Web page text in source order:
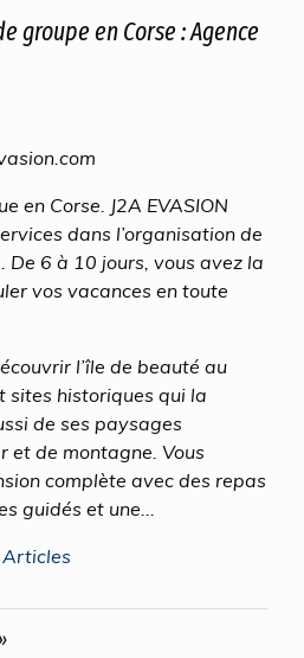
groupe en Corse : Agence
en Corse. J2A EVASION
dans l’organisation de
De 6 à 10 jours, vous avez la
vos vacances en toute
l’île de beauté au
sites historiques qui la
de ses paysages
et de montagne. Vous
complète avec des repas
guidés et une...